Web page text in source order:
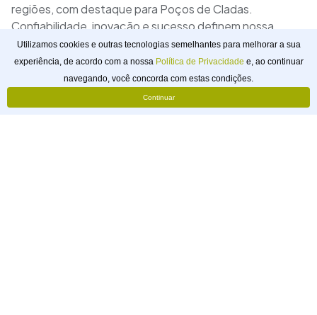
Solicitar
Orçamento
regiões, com destaque para Poços de Cladas.
Confiabilidade, inovação e sucesso definem nossa
jornada na cidade.
Utilizamos cookies e outras tecnologias semelhantes para melhorar a sua
experiência, de acordo com a nossa Política de Privacidade e, ao continuar
navegando, você concorda com estas condições.
Continuar